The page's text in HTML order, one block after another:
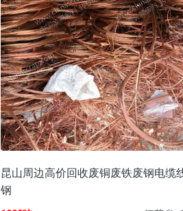
昆山周边高价回收废铜废铁废钢电缆
钢